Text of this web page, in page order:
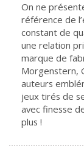
On ne
référence de
constant de
une relation
marque de
Morgenstern,
auteurs
jeux tirés de
avec finesse
plus !